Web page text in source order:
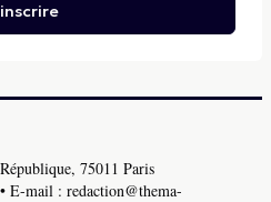
75011 Paris
• E-mail : redaction@thema-